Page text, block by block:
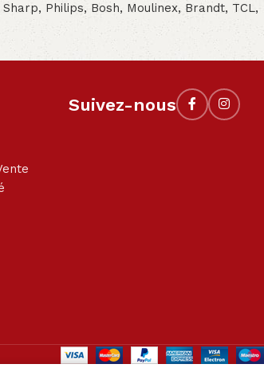
Philips, Bosh, Moulinex, Brandt, TCL,
Suivez-nous